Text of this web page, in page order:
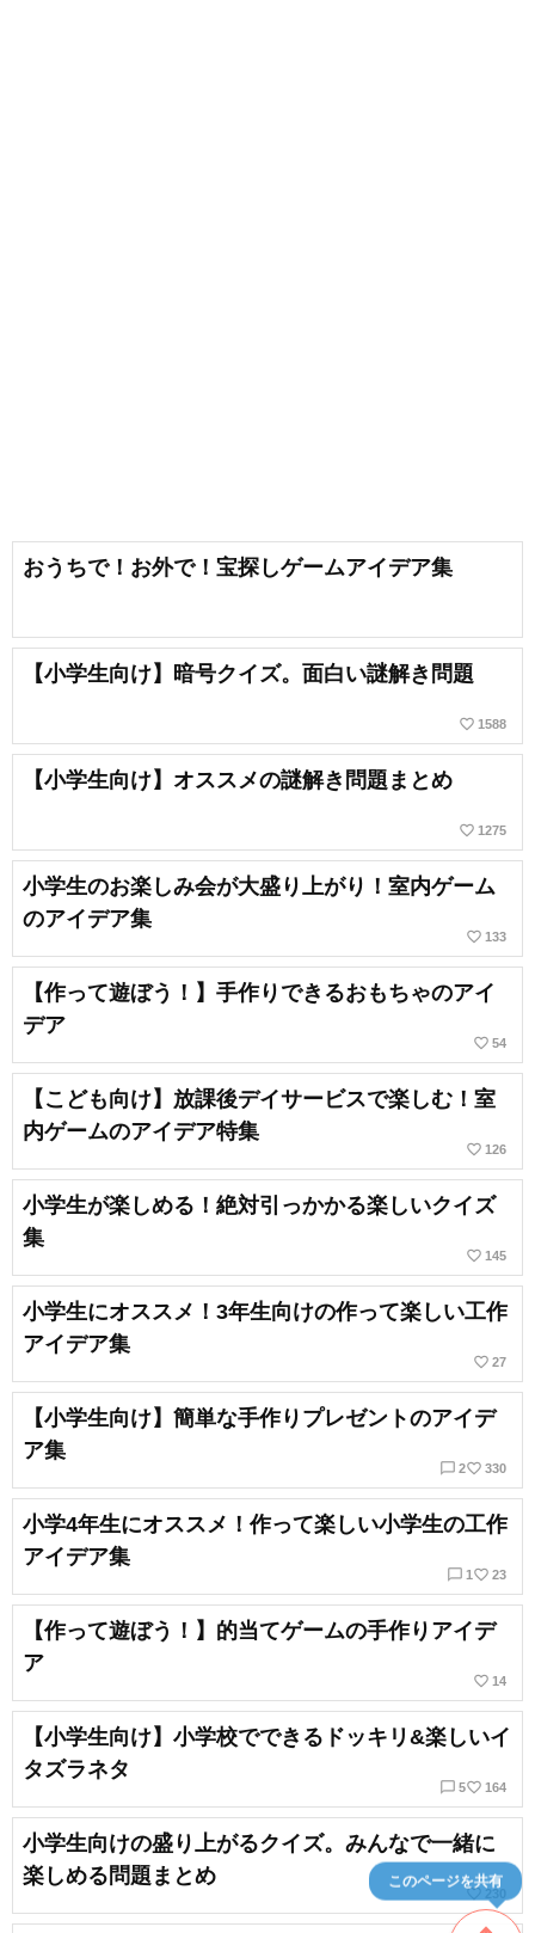
おうちで！お外で！宝探しゲームアイデア集
【小学生向け】暗号クイズ。面白い謎解き問題
favorite_border 1588
【小学生向け】オススメの謎解き問題まとめ
favorite_border 1275
小学生のお楽しみ会が大盛り上がり！室内ゲーム
のアイデア集
favorite_border 133
【作って遊ぼう！】手作りできるおもちゃのアイ
デア
favorite_border 54
【こども向け】放課後デイサービスで楽しむ！室
内ゲームのアイデア特集
favorite_border 126
小学生が楽しめる！絶対引っかかる楽しいクイズ
集
favorite_border 145
小学生にオススメ！3年生向けの作って楽しい工作
アイデア集
favorite_border 27
【小学生向け】簡単な手作りプレゼントのアイデ
ア集
chat_bubble_outline 2favorite_border 330
小学4年生にオススメ！作って楽しい小学生の工作
アイデア集
chat_bubble_outline 1 favorite_border 23
【作って遊ぼう！】的当てゲームの手作りアイデ
ア
favorite_border 14
【小学生向け】小学校でできるドッキリ&楽しいイ
タズラネタ
chat_bubble_outline 5favorite_border 164
小学生向けの盛り上がるクイズ。みんなで一緒に
楽しめる問題まとめ
favorite_border 230
このページを共有